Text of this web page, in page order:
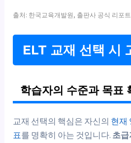
출처: 한국교육개발원, 출판사 공식 리포트
ELT 교재 선택 시
학습자의 수준과 목표
교재 선택의 핵심은 자신의 현재
표를 명확히 아는 것입니다. 초급